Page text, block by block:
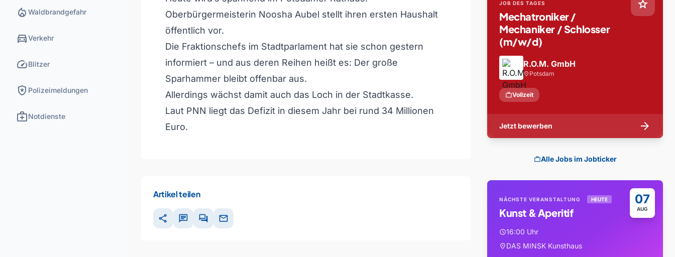
local_fire_department Waldbrandgefahr
directions_carVerkehr
speedBlitzer
local_police Polizeimeldungen
medical_servicesNotdienste
Oberbürgermeisterin Noosha Aubel stellt ihren ersten Haushalt
öffentlich vor.
Die Fraktionschefs im Stadtparlament hat sie schon gestern
informiert – und aus deren Reihen heißt es: Der große
Sparhammer bleibt offenbar aus.
Allerdings wächst damit auch das Loch in der Stadtkasse.
Laut PNN liegt das Defizit in diesem Jahr bei rund 34 Millionen
Euro.
Artikel teilen
share chat forum mail
star
JOB DES TAGES
Mechatroniker /
Mechaniker / Schlosser
(m/w/d)
R.O.M. GmbH
location_on Potsdam
workVollzeit
Jetzt bewerben arrow_forward
workAlle Jobs im Jobticker
07
AUG
NÄCHSTE VERANSTALTUNG HEUTE
Kunst & Aperitif
schedule16:00 Uhr
location_onDAS MINSK Kunsthaus